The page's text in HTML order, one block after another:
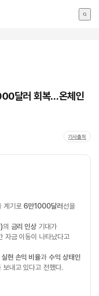
달러 회복…온체인
기사출처
계기로 6만1000달러선을
의 금리 인상 기대가
자금 이동이 나타났다고
실현 손익 비율과수익 상태인
내고 있다고 전했다.